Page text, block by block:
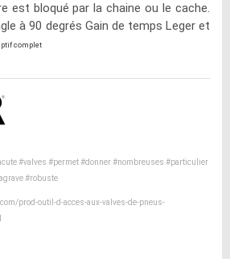
est bloqué par la chaine ou le cache.
à 90 degrés Gain de temps Leger et
complet
#valves #permet#donner#nombreuses #particulier
#robuste
prod-outil-d-acces-aux-valves-de-pneus-